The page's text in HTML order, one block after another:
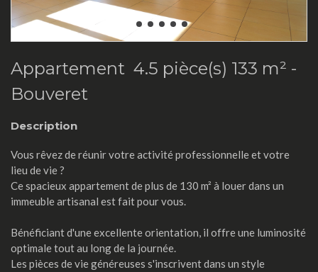
Appartement 4.5 pièce(s) 133 m² -
Bouveret
Description
Vous rêvez de réunir votre activité professionnelle et votre
lieu de vie ?
Ce spacieux appartement de plus de 130 m² à louer dans un
immeuble artisanal est fait pour vous.
Bénéficiant d'une excellente orientation, il offre une luminosité
optimale tout au long de la journée.
Les pièces de vie généreuses s'inscrivent dans un style